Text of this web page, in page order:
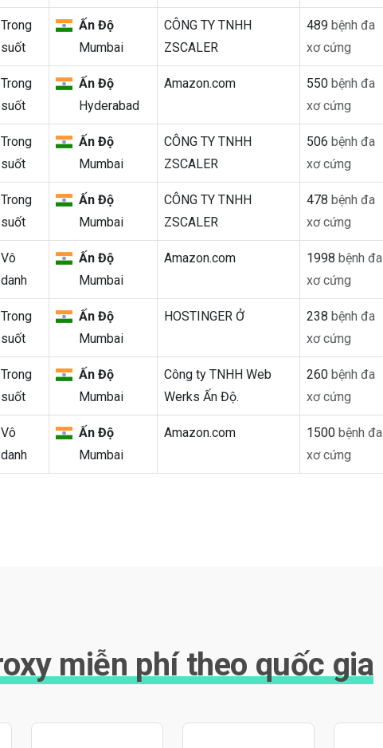
Trong
suốt
Ấn Độ
Mumbai
CÔNG TY TNHH
ZSCALER
489 bệnh đa
xơ cứng
Trong
suốt
Ấn Độ
Hyderabad
Amazon.com 550 bệnh đa
xơ cứng
Trong
suốt
Ấn Độ
Mumbai
CÔNG TY TNHH
ZSCALER
506 bệnh đa
xơ cứng
Trong
suốt
Ấn Độ
Mumbai
CÔNG TY TNHH
ZSCALER
478 bệnh đa
xơ cứng
Vô
danh
Ấn Độ
Mumbai
Amazon.com 1998 bệnh đa
xơ cứng
Trong
suốt
Ấn Độ
Mumbai
HOSTINGER Ở 238 bệnh đa
xơ cứng
Trong
suốt
Ấn Độ
Mumbai
Công ty TNHH Web
Werks Ấn Độ.
260 bệnh đa
xơ cứng
Vô
danh
Ấn Độ
Mumbai
Amazon.com 1500 bệnh đa
xơ cứng
miễn phí theo quốc gia